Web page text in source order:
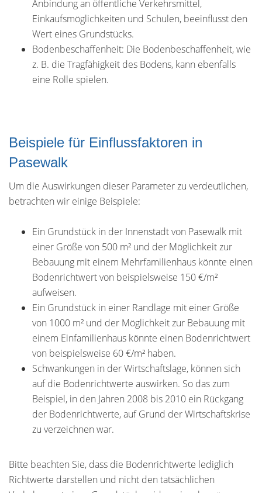
Anbindung an öffentliche Verkehrsmittel,
Einkaufsmöglichkeiten und Schulen, beeinflusst den
Wert eines Grundstücks.
Bodenbeschaffenheit: Die Bodenbeschaffenheit, wie
z. B. die Tragfähigkeit des Bodens, kann ebenfalls
eine Rolle spielen.
Beispiele für Einflussfaktoren in
Pasewalk
Um die Auswirkungen dieser Parameter zu verdeutlichen,
betrachten wir einige Beispiele:
Ein Grundstück in der Innenstadt von Pasewalk mit
einer Größe von 500 m² und der Möglichkeit zur
Bebauung mit einem Mehrfamilienhaus könnte einen
Bodenrichtwert von beispielsweise 150 €/m²
aufweisen.
Ein Grundstück in einer Randlage mit einer Größe
von 1000 m² und der Möglichkeit zur Bebauung mit
einem Einfamilienhaus könnte einen Bodenrichtwert
von beispielsweise 60 €/m² haben.
Schwankungen in der Wirtschaftslage, können sich
auf die Bodenrichtwerte auswirken. So das zum
Beispiel, in den Jahren 2008 bis 2010 ein Rückgang
der Bodenrichtwerte, auf Grund der Wirtschaftskrise
zu verzeichnen war.
Bitte beachten Sie, dass die Bodenrichtwerte lediglich
Richtwerte darstellen und nicht den tatsächlichen